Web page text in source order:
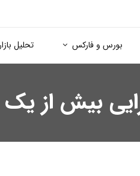
بورس و فارکس تحلیل
بیش از یک